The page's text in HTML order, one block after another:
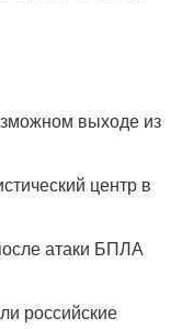
выходе из
центр в
атаки БПЛА
российские